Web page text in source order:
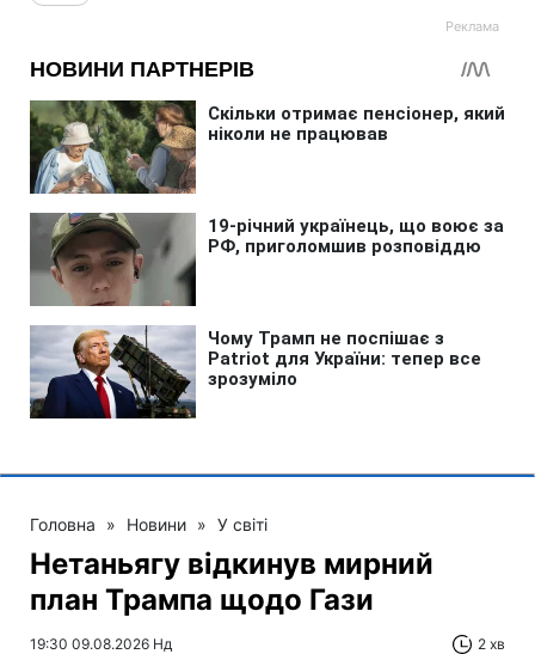
Головна » Новини » У світі
Нетаньягу відкинув мирний
план Трампа щодо Гази
19:30 09.08.2026 Нд 2 хв